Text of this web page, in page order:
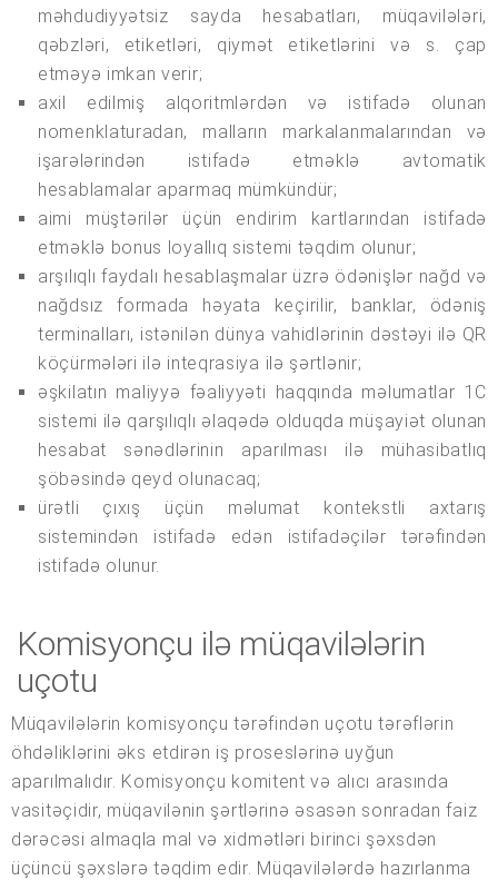
məhdudiyyətsiz sayda hesabatları, müqavilələri,
qəbzləri, etiketləri, qiymət etiketlərini və s. çap
etməyə imkan verir;
axil edilmiş alqoritmlərdən və istifadə olunan
nomenklaturadan, malların markalanmalarından və
işarələrindən istifadə etməklə avtomatik
hesablamalar aparmaq mümkündür;
aimi müştərilər üçün endirim kartlarından istifadə
etməklə bonus loyallıq sistemi təqdim olunur;
arşılıqlı faydalı hesablaşmalar üzrə ödənişlər nağd və
nağdsız formada həyata keçirilir, banklar, ödəniş
terminalları, istənilən dünya vahidlərinin dəstəyi ilə QR
köçürmələri ilə inteqrasiya ilə şərtlənir;
əşkilatın maliyyə fəaliyyəti haqqında məlumatlar 1C
sistemi ilə qarşılıqlı əlaqədə olduqda müşayiət olunan
hesabat sənədlərinin aparılması ilə mühasibatlıq
şöbəsində qeyd olunacaq;
ürətli çıxış üçün məlumat kontekstli axtarış
sistemindən istifadə edən istifadəçilər tərəfindən
istifadə olunur.
Komisyonçu ilə müqavilələrin
uçotu
Müqavilələrin komisyonçu tərəfindən uçotu tərəflərin
öhdəliklərini əks etdirən iş proseslərinə uyğun
aparılmalıdır. Komisyonçu komitent və alıcı arasında
vasitəçidir, müqavilənin şərtlərinə əsasən sonradan faiz
dərəcəsi almaqla mal və xidmətləri birinci şəxsdən
üçüncü şəxslərə təqdim edir. Müqavilələrdə hazırlanma